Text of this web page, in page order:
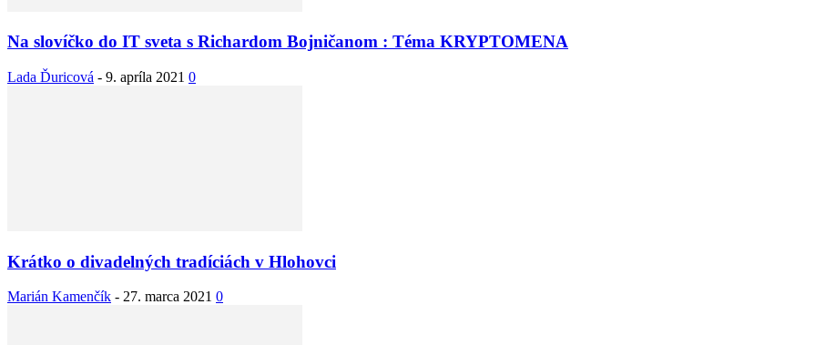
Na slovíčko do IT sveta s Richardom Bojničanom : Téma KRYPTOMENA
Lada Ďuricová - 9. apríla 2021 0
Krátko o divadelných tradíciách v Hlohovci
Marián Kamenčík - 27. marca 2021 0